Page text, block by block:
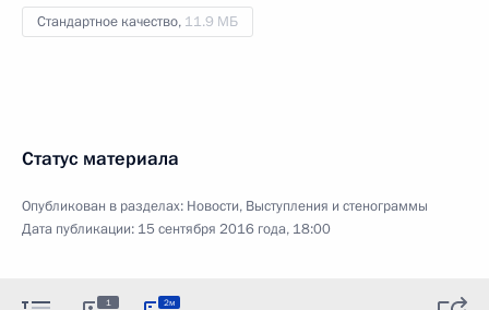
Стандартное качество, 11.9 МБ
Статус материала
Опубликован в разделах: Новости, Выступления и стенограммы
Дата публикации: 15 сентября 2016 года, 18:00
1 2м